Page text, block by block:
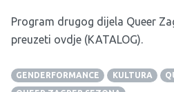
Program drugog dijela Queer
preuzeti ovdje (KATALOG).
GENDERFORMANCE KULTURA